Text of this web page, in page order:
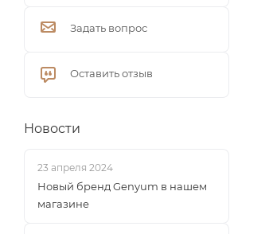
Задать вопрос
Оставить отзыв
Новости
23 апреля 2024
Новый бренд Genyum в нашем
магазине